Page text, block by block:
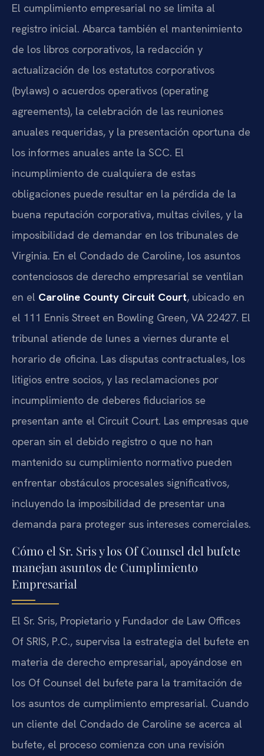
El cumplimiento empresarial no se limita al
registro inicial. Abarca también el mantenimiento
de los libros corporativos, la redacción y
actualización de los estatutos corporativos
(bylaws) o acuerdos operativos (operating
agreements), la celebración de las reuniones
anuales requeridas, y la presentación oportuna de
los informes anuales ante la SCC. El
incumplimiento de cualquiera de estas
obligaciones puede resultar en la pérdida de la
buena reputación corporativa, multas civiles, y la
imposibilidad de demandar en los tribunales de
Virginia. En el Condado de Caroline, los asuntos
contenciosos de derecho empresarial se ventilan
en el Caroline County Circuit Court, ubicado en
el 111 Ennis Street en Bowling Green, VA 22427. El
tribunal atiende de lunes a viernes durante el
horario de oficina. Las disputas contractuales, los
litigios entre socios, y las reclamaciones por
incumplimiento de deberes fiduciarios se
presentan ante el Circuit Court. Las empresas que
operan sin el debido registro o que no han
mantenido su cumplimiento normativo pueden
enfrentar obstáculos procesales significativos,
incluyendo la imposibilidad de presentar una
demanda para proteger sus intereses comerciales.
Cómo el Sr. Sris y los Of Counsel del bufete
manejan asuntos de Cumplimiento
Empresarial
El Sr. Sris, Propietario y Fundador de Law Offices
Of SRIS, P.C., supervisa la estrategia del bufete en
materia de derecho empresarial, apoyándose en
los Of Counsel del bufete para la tramitación de
los asuntos de cumplimiento empresarial. Cuando
un cliente del Condado de Caroline se acerca al
bufete, el proceso comienza con una revisión